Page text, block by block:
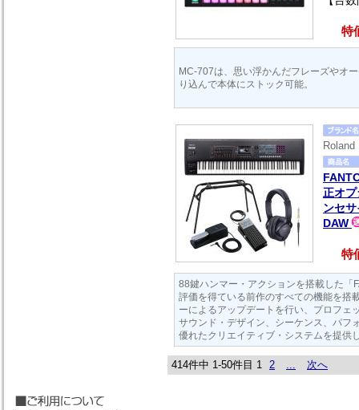
特
MC-707は、思い浮かんだフレーズやオ
り込んで本体にストック可能。
正オ
ンセ
DAW
特
88鍵ハンマー・アクションを搭載した「
評価を得ている前作のすべての機能を搭
ーによるアップデートを行い、プロフェ
サウンド・デザイン、シーケンス、パフ
優れたクリエイティブ・システムを提供
414件中 1-50件目 1 2 ... 次へ